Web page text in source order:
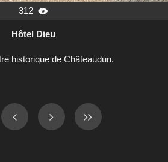
312 
Hôtel Dieu
historique de Châteaudun.